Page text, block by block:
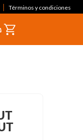
Términos y condiciones